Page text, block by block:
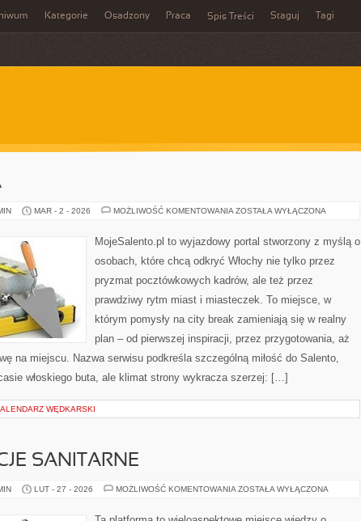
Kategorie Osadzony Praca Spis Treści Staguj Tagi
MAR - 2 - 2026 MOŻLIWOŚĆ KOMENTOWANIA MODENA
ZOSTAŁA WYŁĄCZONA
MojeSalento.pl to wyjazdowy portal stworzony z myślą o
osobach, które chcą odkryć Włochy nie tylko przez
pryzmat pocztówkowych kadrów, ale też przez
prawdziwy rytm miast i miasteczek. To miejsce, w
którym pomysły na city break zamieniają się w realny
plan – od pierwszej inspiracji, przez przygotowania, aż
na miejscu. Nazwa serwisu podkreśla szczególną miłość do Salento,
włoskiego buta, ale klimat strony wykracza szerzej: […]
WĘDKARSKI
SANITARNE
LUT - 27 - 2026 MOŻLIWOŚĆ KOMENTOWANIA INSTALACJE
ZOSTAŁA WYŁĄCZONA